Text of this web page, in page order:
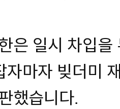
은 일시 차입
자마자 빚더미
했습니다.